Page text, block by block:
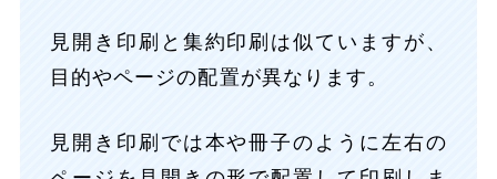
見開き印刷と集約印刷は似ていますが、
目的やページの配置が異なります。
見開き印刷では本や冊子のように左右の